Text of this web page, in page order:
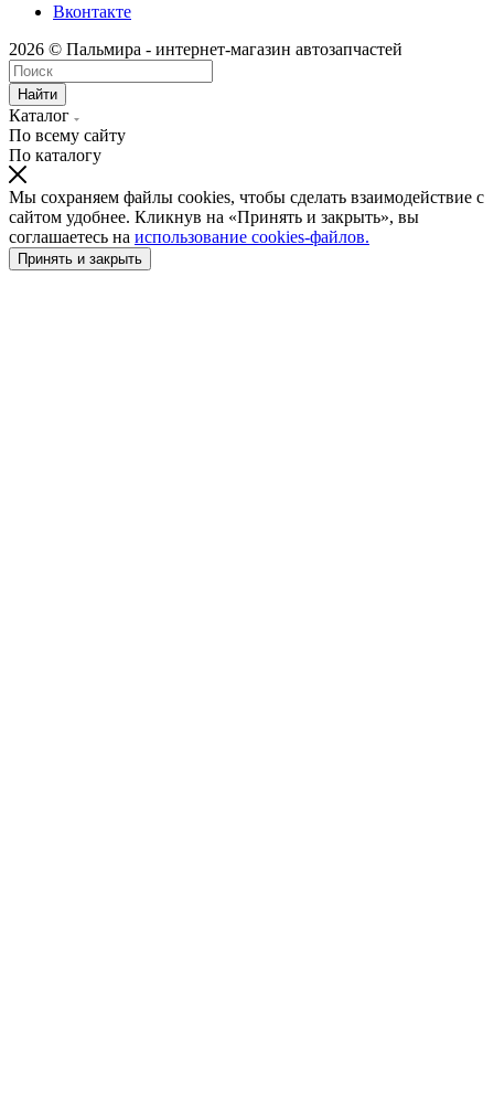
Вконтакте
2026 © Пальмира - интернет-магазин автозапчастей
Найти
Каталог
По всему сайту
По каталогу
Мы сохраняем файлы cookies, чтобы сделать взаимодействие с
сайтом удобнее. Кликнув на «Принять и закрыть», вы
соглашаетесь на использование cookies-файлов.
Принять и закрыть